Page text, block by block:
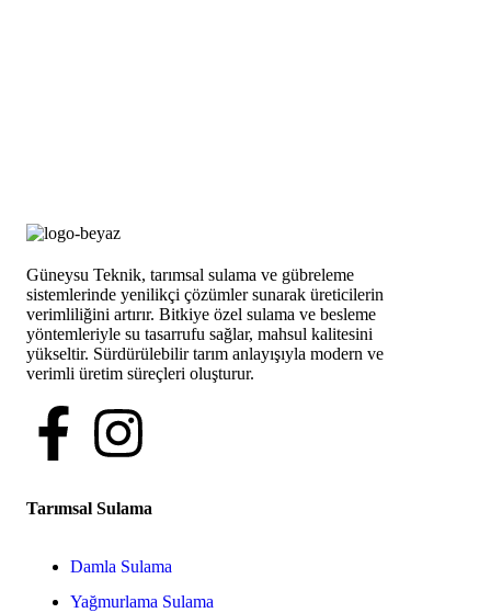
Güneysu Teknik, tarımsal sulama ve gübreleme
sistemlerinde yenilikçi çözümler sunarak üreticilerin
verimliliğini artırır. Bitkiye özel sulama ve besleme
yöntemleriyle su tasarrufu sağlar, mahsul kalitesini
yükseltir. Sürdürülebilir tarım anlayışıyla modern ve
verimli üretim süreçleri oluşturur.
Tarımsal Sulama
Damla Sulama
Yağmurlama Sulama